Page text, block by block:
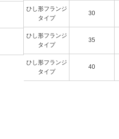
ひし形フランジ
タイプ
30
ひし形フランジ
タイプ
35
ひし形フランジ
タイプ
40